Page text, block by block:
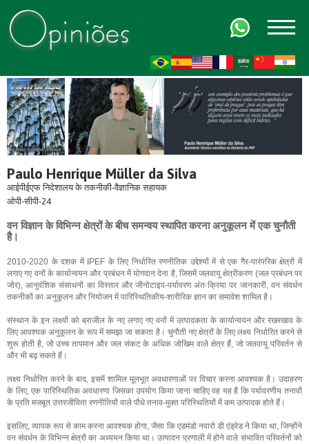
Paulo Henrique Müller da Silva
आईपीईएफ निदेशालय के तकनीकी-वैज्ञानिक सहायक
ओपी-सीपी-24
वन विज्ञान के विभिन्न क्षेत्रों के बीच समन्वय स्थापित करना अनुकूलन में एक चुनौती
है।
2010-2020 के दशक में IPEF के लिए निर्धारित रणनीतिक उद्देश्यों में से एक गैर-पारंपरिक क्षेत्रों में
लगाए गए वनों के कार्यान्वयन और प्रबंधन में योगदान देना है, जिसमें जलवायु क्षेत्रीकरण (जल प्रबंधन पर
जोर), आनुवंशिक संसाधनों का विस्तार और जीनोटाइप-पर्यावरण अंतःक्रिया पर जानकारी, वन संवर्धन
तकनीकों का अनुकूलन और नियोजन में पारिस्थितिकीय-शारीरिक ज्ञान का समावेश शामिल है।
संस्थान के इन लक्ष्यों को ब्राजील के नए लगाए गए वनों में उत्पादकता के कार्यान्वयन और रखरखाव के
लिए आवश्यक अनुकूलन के रूप में समझा जा सकता है। चुनौती नए क्षेत्रों के लिए लक्ष्य निर्धारित करने से
शुरू होती है, जो उच्च तापमान और जल संकट के अधिक जोखिम वाले क्षेत्र हैं, जो जलवायु परिवर्तन से
और भी बढ़ सकते हैं।
लक्ष्य निर्धारित करने के बाद, इसमें शामिल मूलभूत अवधारणाओं पर विचार करना आवश्यक है। उदाहरण
के लिए, एक पारिस्थितिक अवधारणा जिसका उपयोग किया जाना चाहिए वह यह है कि पर्यावरणीय तनावों
के प्रति मजबूत उत्तरजीविता रणनीतियों वाले पौधे तनाव-मुक्त परिस्थितियों में कम उत्पादक होते हैं।
इसलिए, व्यापक रूप से काम करना आवश्यक होगा, जैसा कि एडमंडो नवारो डी एंड्रेड ने किया था, जिन्होंने
वन संवर्धन के विभिन्न क्षेत्रों का अध्ययन किया था। उत्पादन प्रणाली में होने वाले संभावित परिवर्तनों को